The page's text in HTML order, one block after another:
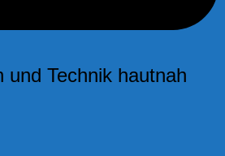
und Technik hautnah